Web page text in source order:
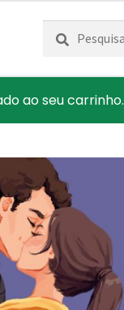
Pesquisar
por:
Pesquisa
ao seu carrinho.